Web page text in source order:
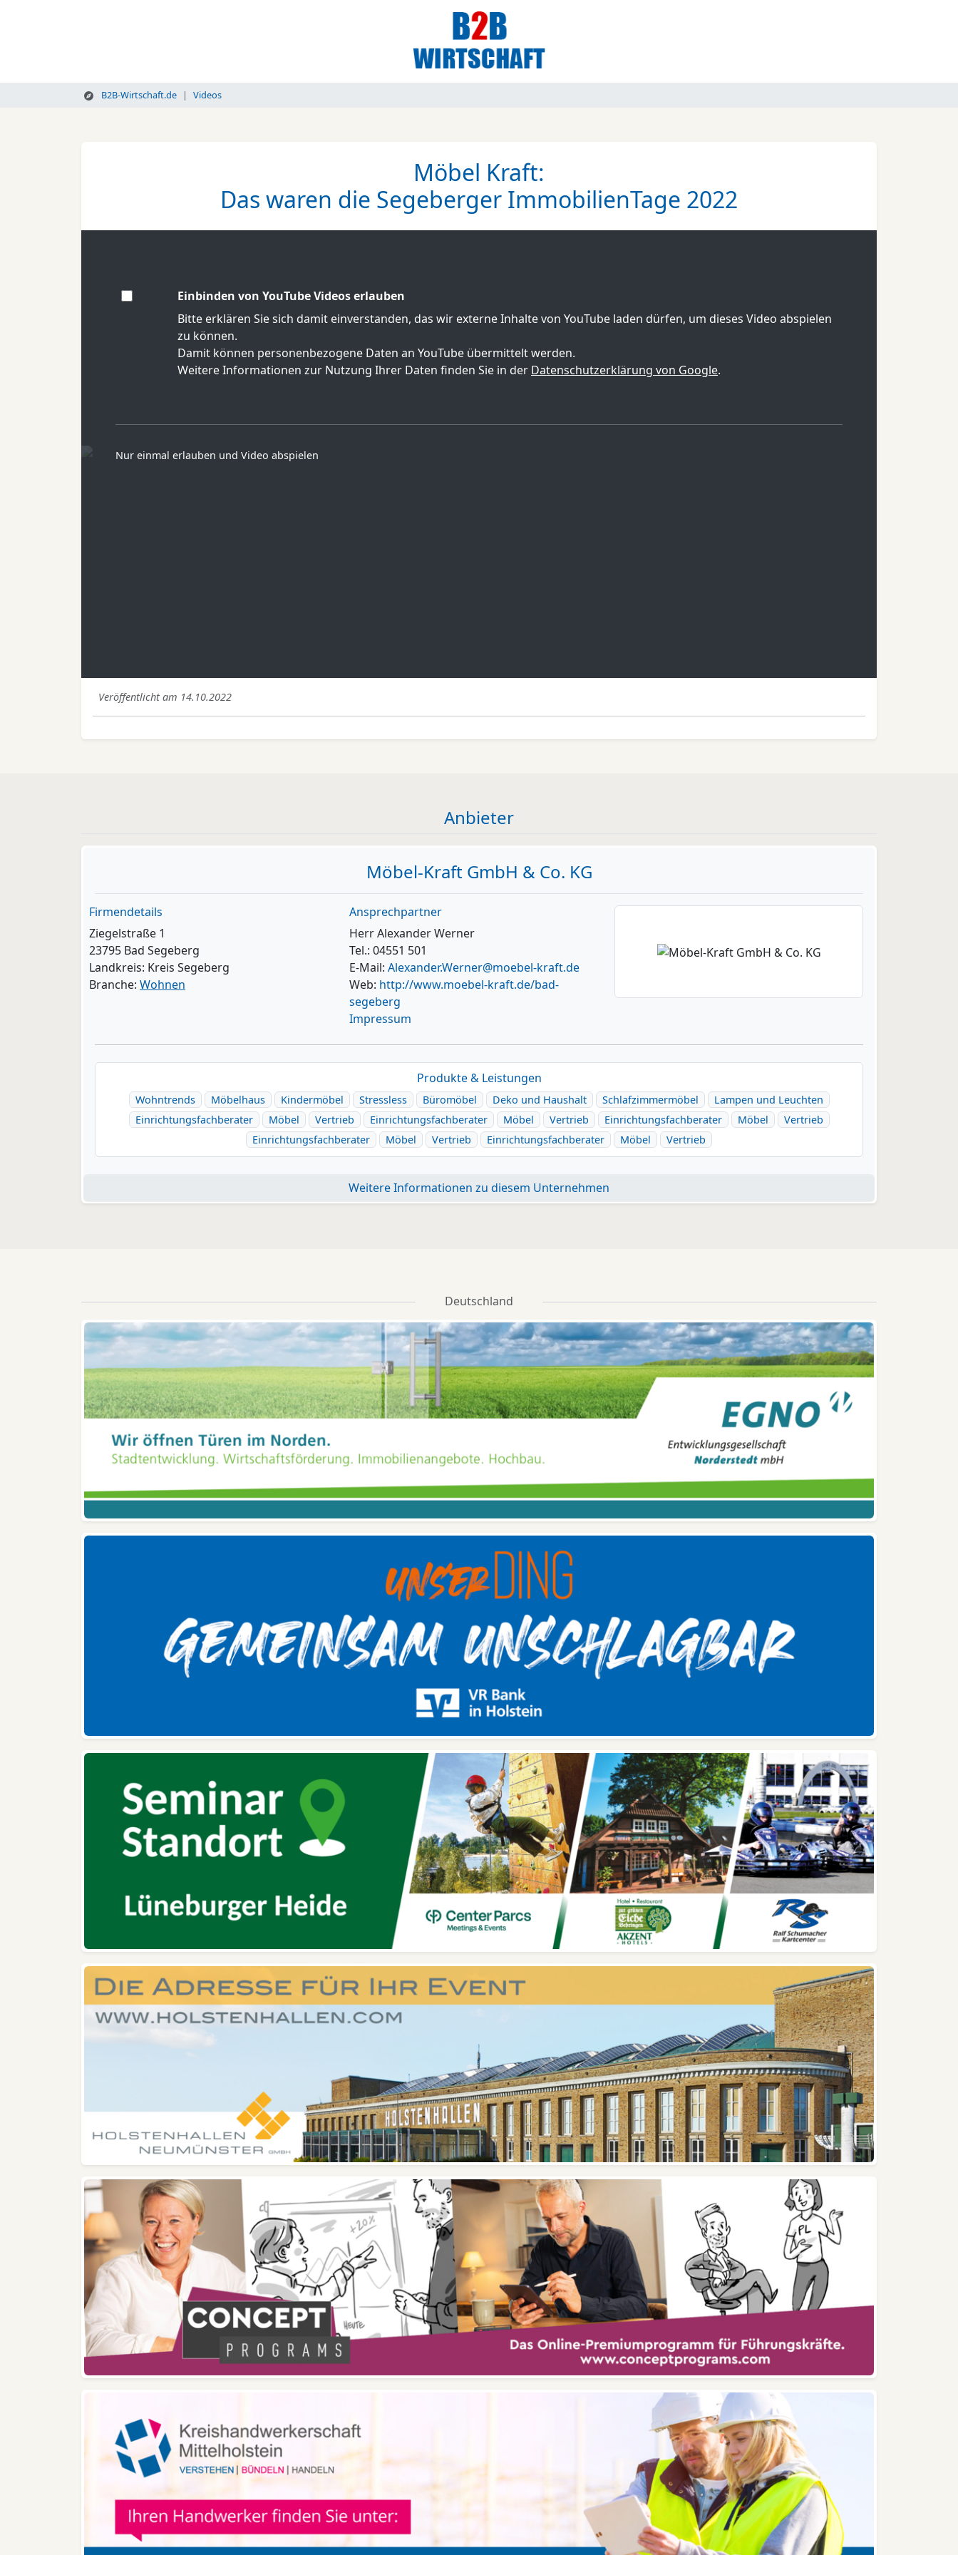
B2B-Wirtschaft.de Videos
Möbel Kraft:
Das waren die Segeberger ImmobilienTage 2022
Einbinden von YouTube Videos erlauben
Bitte erklären Sie sich damit einverstanden, das wir externe Inhalte von YouTube laden dürfen, um dieses Video abspielen
zu können.
Damit können personenbezogene Daten an YouTube übermittelt werden.
Weitere Informationen zur Nutzung Ihrer Daten finden Sie in der Datenschutzerklärung von Google.
Nur einmal erlauben und Video abspielen
Veröffentlicht am 14.10.2022
Anbieter
Möbel-Kraft GmbH & Co. KG
Firmendetails
Ziegelstraße 1
23795 Bad Segeberg
Landkreis: Kreis Segeberg
Branche: Wohnen
Ansprechpartner
Herr Alexander Werner
Tel.: 04551 501
E-Mail: Alexander.Werner@moebel-kraft.de
Web: http://www.moebel-kraft.de/bad-
segeberg
Impressum
Produkte & Leistungen
Wohntrends Möbelhaus Kindermöbel Stressless Büromöbel Deko und Haushalt Schlafzimmermöbel
Lampen und Leuchten
Einrichtungsfachberater
Möbel Vertrieb Einrichtungsfachberater Möbel Vertrieb Einrichtungsfachberater Möbel
Vertrieb
Einrichtungsfachberater
Möbel Vertrieb Einrichtungsfachberater Möbel Vertrieb
Weitere Informationen zu diesem Unternehmen
Deutschland